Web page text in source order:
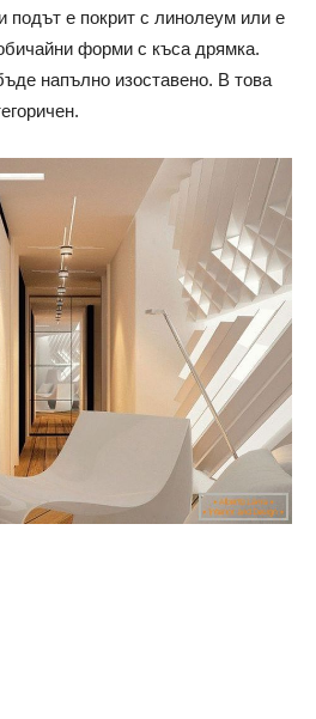
подът е покрит с линолеум или е
форми с къса дрямка.
напълно изоставено. В това